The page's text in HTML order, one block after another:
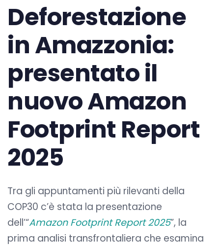
Deforestazione
in Amazzonia:
presentato il
nuovo Amazon
Footprint Report
2025
Tra gli appuntamenti più rilevanti della
COP30 c’è stata la presentazione
dell’“Amazon Footprint Report 2025”, la
prima analisi transfrontaliera che esamina